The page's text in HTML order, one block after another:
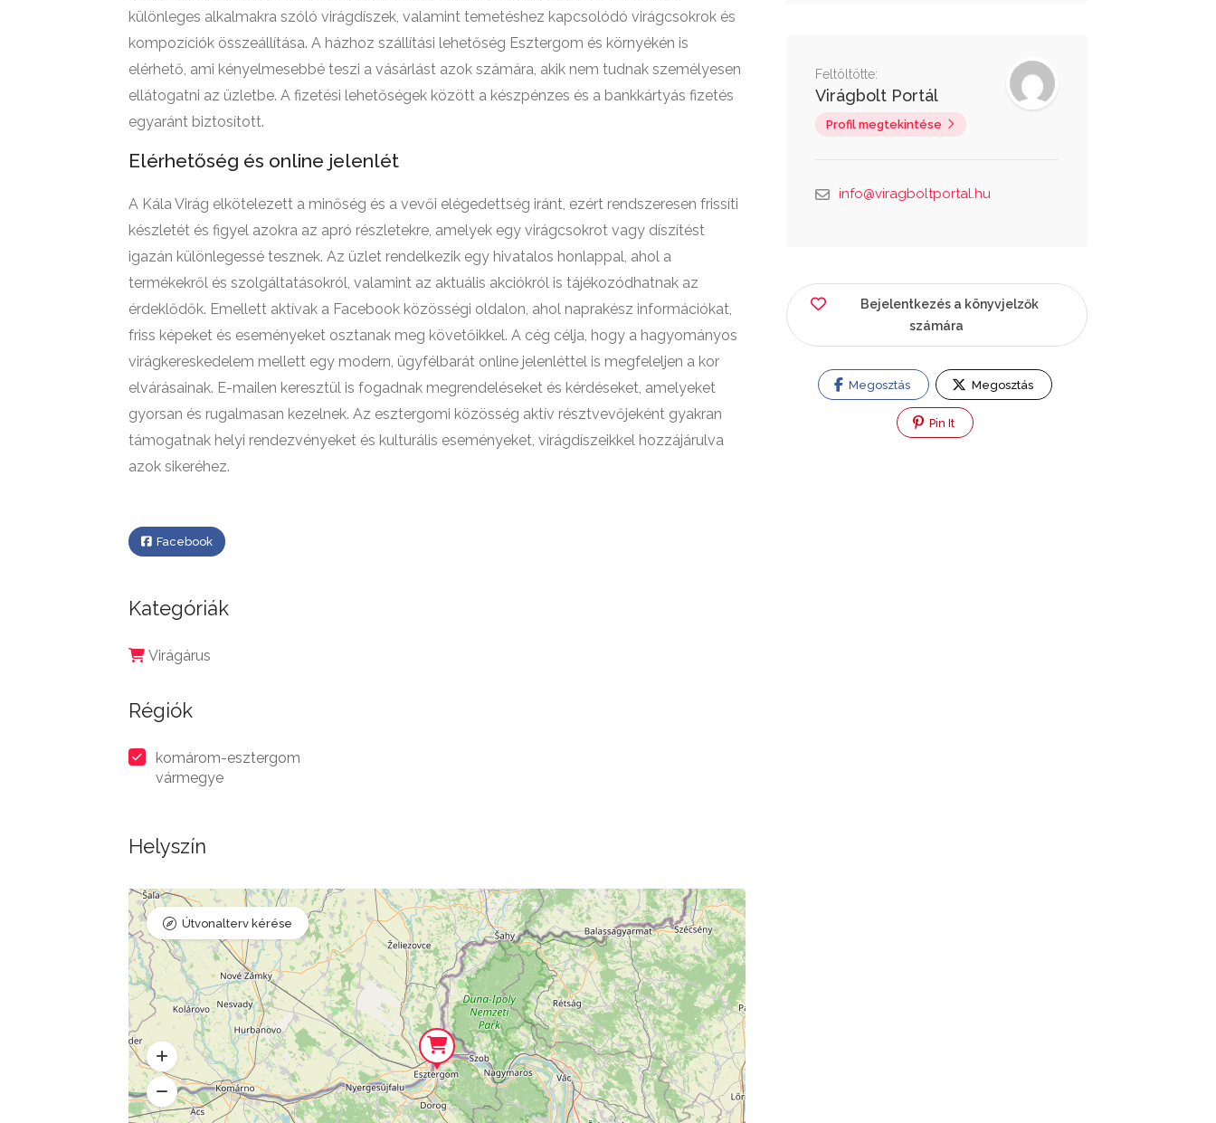
különleges alkalmakra szóló virágdíszek, valamint temetéshez kapcsolódó virágcsokrok és
kompozíciók összeállítása. A házhoz szállítási lehetőség Esztergom és környékén is
elérhető, ami kényelmesebbé teszi a vásárlást azok számára, akik nem tudnak személyesen
ellátogatni az üzletbe. A fizetési lehetőségek között a készpénzes és a bankkártyás fizetés
egyaránt biztosított.
Elérhetőség és online jelenlét
A Kála Virág elkötelezett a minőség és a vevői elégedettség iránt, ezért rendszeresen frissíti
készletét és figyel azokra az apró részletekre, amelyek egy virágcsokrot vagy díszítést
igazán különlegessé tesznek. Az üzlet rendelkezik egy hivatalos honlappal, ahol a
termékekről és szolgáltatásokról, valamint az aktuális akciókról is tájékozódhatnak az
érdeklődők. Emellett aktívak a Facebook közösségi oldalon, ahol naprakész információkat,
friss képeket és eseményeket osztanak meg követőikkel. A cég célja, hogy a hagyományos
virágkereskedelem mellett egy modern, ügyfélbarát online jelenléttel is megfeleljen a kor
elvárásainak. E-mailen keresztül is fogadnak megrendeléseket és kérdéseket, amelyeket
gyorsan és rugalmasan kezelnek. Az esztergomi közösség aktív résztvevőjeként gyakran
támogatnak helyi rendezvényeket és kulturális eseményeket, virágdíszeikkel hozzájárulva
azok sikeréhez.
Facebook
Kategóriák
Virágárus
Régiók
komárom-esztergom
vármegye
Helyszín
Útvonalterv kérése
Feltöltötte:
Virágbolt Portál
Profil megtekintése
info@viragboltportal.hu
Bejelentkezés a könyvjelzők
számára
Megosztás Megosztás
Pin It